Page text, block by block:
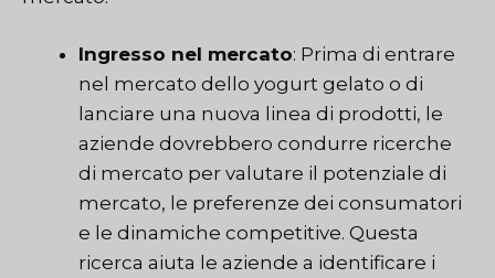
Ingresso nel mercato: Prima di entrare
nel mercato dello yogurt gelato o di
lanciare una nuova linea di prodotti, le
aziende dovrebbero condurre ricerche
di mercato per valutare il potenziale di
mercato, le preferenze dei consumatori
e le dinamiche competitive. Questa
ricerca aiuta le aziende a identificare i